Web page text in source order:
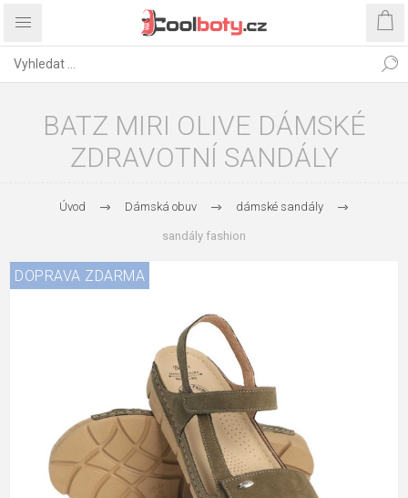
BATZ MIRI OLIVE DÁMSKÉ
ZDRAVOTNÍ SANDÁLY
Úvod Dámská obuv dámské sandály
sandály fashion
DOPRAVA ZDARMA